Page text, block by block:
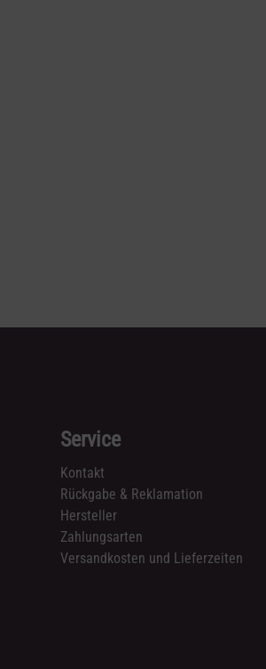
Service
Kontakt
Rückgabe & Reklamation
Hersteller
Zahlungsarten
Versandkosten und Lieferzeiten